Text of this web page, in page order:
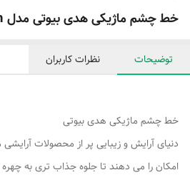
خط چشم ماژیکی هدی بیوتی مدل Mini Eyeliner Pen
توضیحات نظرات کاربران
خط چشم ماژیکی هدی بیوتی
دنیای آرایش و زیبایی پر از محصولات
امکان را می‌ دهند تا جلوه‌ جذاب‌ تری به